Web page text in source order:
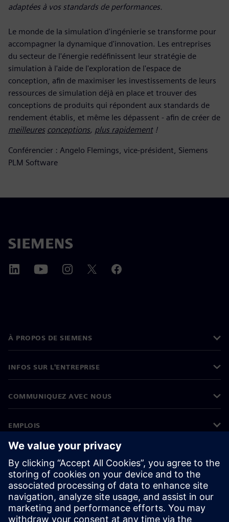
adaptées à vos standards de performances.
Le monde de la simulation d'ingénierie se transforme pour
accompagner la dynamique d'innovation. Les entreprises
du secteur de l'énergie redéfinissent leur stratégie de
simulation à l'aide de l'exploration de l'espace de
conception, afin de maximiser les investissements de leurs
ressources de simulation déjà en place et trouver des
conceptions de produits qui répondent aux standards de
rendement établis, et même les dépassent - afin de créer de
meilleures conceptions, plus rapidement!
Conférencier : Angelo Flemings, vice-président, Siemens
PLM Software
À PROPOS DE SIEMENS
INFOS SUR L'ENTREPRISE
COMMUNIQUEZ AVEC NOUS
EMPLOIS
©Siemens 2026
Informations sur l’entreprise
Avertissement de confidentialité